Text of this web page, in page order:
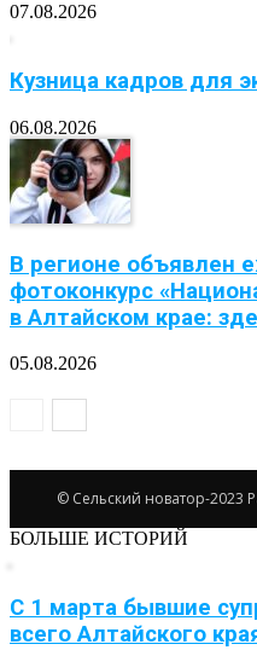
07.08.2026
Кузница кадров для
06.08.2026
В регионе объявлен
фотоконкурс
в Алтайском крае:
05.08.2026
© Сельский новатор-2023
БОЛЬШЕ ИСТОРИЙ
С 1 марта бывшие
всего Алтайского